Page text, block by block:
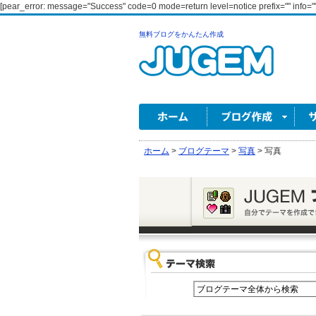
[pear_error: message="Success" code=0 mode=return level=notice prefix=""
無料ブログをかんたん作成
ホーム > ブログテーマ > 写真 > 写真